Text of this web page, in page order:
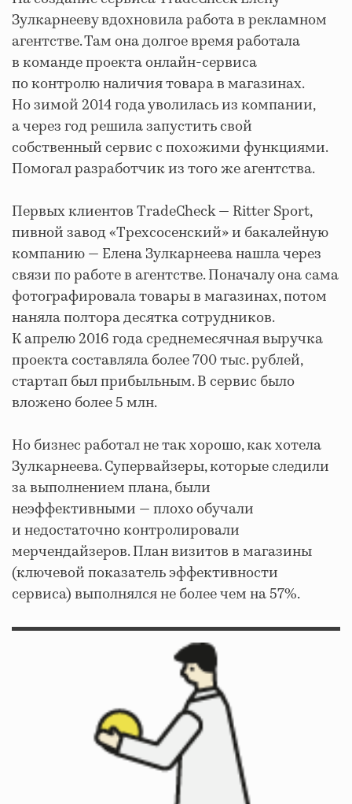
Зулкарнееву вдохновила работа в рекламном
агентстве. Там она долгое время работала
в команде проекта онлайн-сервиса
по контролю наличия товара в магазинах.
Но зимой 2014 года уволилась из компании,
а через год решила запустить свой
собственный сервис с похожими функциями.
Помогал разработчик из того же агентства.
Первых клиентов TradeCheck — Ritter Sport,
пивной завод «Трехсосенский» и бакалейную
компанию — Елена Зулкарнеева нашла через
связи по работе в агентстве. Поначалу она сама
фотографировала товары в магазинах, потом
наняла полтора десятка сотрудников.
К апрелю 2016 года среднемесячная выручка
проекта составляла более 700 тыс. рублей,
стартап был прибыльным. В сервис было
вложено более 5 млн.
Но бизнес работал не так хорошо, как хотела
Зулкарнеева. Супервайзеры, которые следили
за выполнением плана, были
неэффективными — плохо обучали
и недостаточно контролировали
мерчендайзеров. План визитов в магазины
(ключевой показатель эффективности
сервиса) выполнялся не более чем на 57%.